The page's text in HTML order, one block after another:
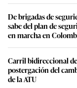
De brigadas de
sabe del plan de
en marcha en
Carril bidireccional
postergación del
de la ATU